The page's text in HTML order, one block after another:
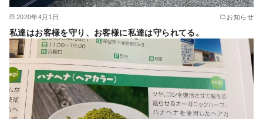
2020年4月1日 お知らせ
私達はお客様を守り、お客様に私達は守られてる。